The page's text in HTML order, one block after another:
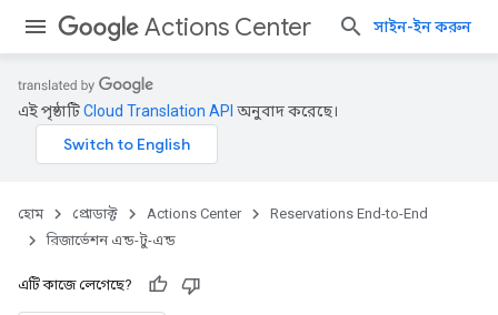
Actions Center সাইন-ইন করুন
এই পৃষ্ঠাটিCloud Translation API অনুবাদ করেছে।
হোম প্রোডাক্ট Actions Center
Reservations End-to-End
রিজার্ভেশন এন্ড-টু-এন্ড
এটি কাজে লেগেছে?